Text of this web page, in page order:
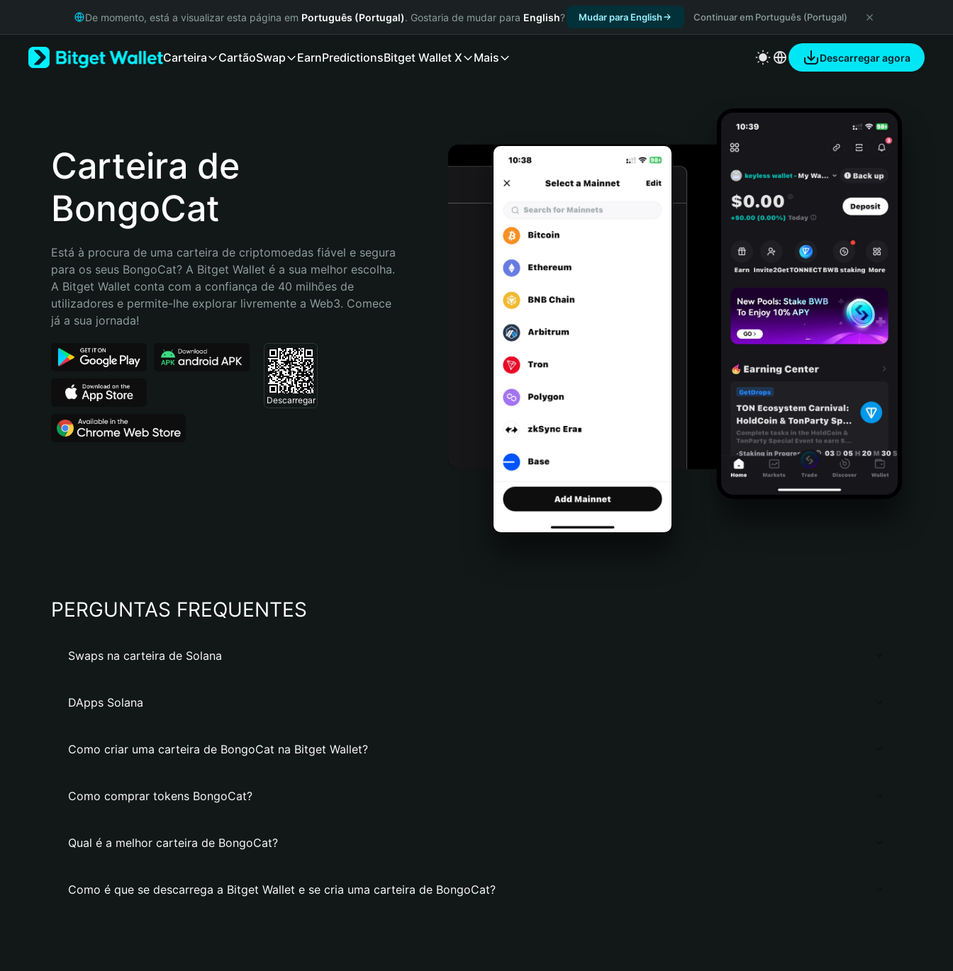
Русский
Português (Portugal)
Bahasa Indonesia
Português (Brasil)
Español (Argentina)
De momento, está a visualizar esta página em Português (Portugal). Gostaria de mudar para English? Mudar para English Continuar em Português (Portugal)
Carteira CartãoSwap EarnPredictionsBitget Wallet X Mais Descarregar agora
Carteira de
BongoCat
Está à procura de uma carteira de criptomoedas fiável e segura
para os seus BongoCat? A Bitget Wallet é a sua melhor escolha.
A Bitget Wallet conta com a confiança de 40 milhões de
utilizadores e permite-lhe explorar livremente a Web3. Comece
já a sua jornada!
Descarregar
PERGUNTAS FREQUENTES
Swaps na carteira de Solana
DApps Solana
Como criar uma carteira de BongoCat na Bitget Wallet?
Como comprar tokens BongoCat?
Qual é a melhor carteira de BongoCat?
Como é que se descarrega a Bitget Wallet e se cria uma carteira de BongoCat?